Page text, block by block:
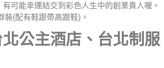
可能幸運結交到彩色人生中的創業貴人喔。
(配有鞋跟帶高跟鞋)。
公主酒店、台北制服